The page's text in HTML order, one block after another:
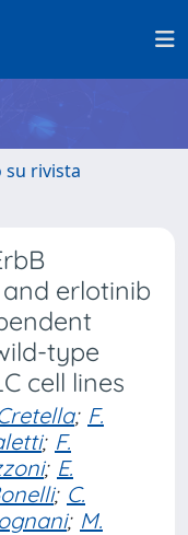
su rivista
erlotinib
type
cell lines
; F.
; F.
; E.
; C.
; M.